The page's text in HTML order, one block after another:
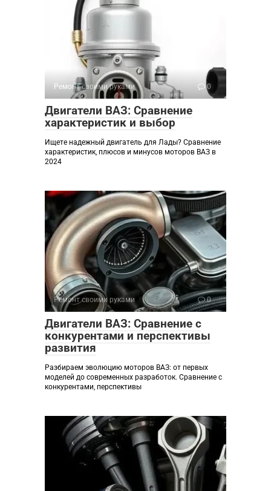
Ремонт своими руками 0
Двигатели ВАЗ: Сравнение
характеристик и выбор
Ищете надежный двигатель для Лады? Сравнение
характеристик, плюсов и минусов моторов ВАЗ в
2024
Ремонт своими руками 0
Двигатели ВАЗ: Сравнение с
конкурентами и перспективы
развития
Разбираем эволюцию моторов ВАЗ: от первых
моделей до современных разработок. Сравнение с
конкурентами, перспективы